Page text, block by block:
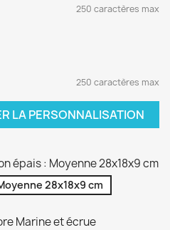
250 caractères max
250 caractères max
LA PERSONNALISATION
épais : Moyenne 28x18x9 cm
28x18x9 cm
Marine et écrue